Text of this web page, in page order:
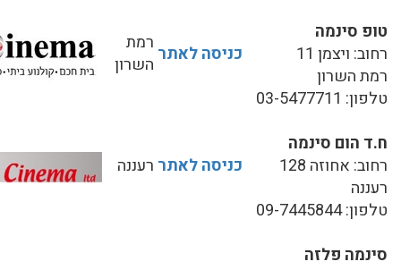
טופ סינמה
רחוב: ויצמן 11
רמת השרון
טלפון: 03-5477711
כניסה לאתר רמת
השרון
ח.ד הום סינמה
רחוב: אחוזה 128
רעננה
טלפון: 09-7445844
כניסה לאתר רעננה
סינמה פלזה